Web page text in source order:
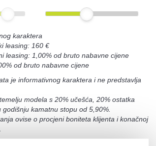
karaktera
leasing: 160 €
leasing: 1,00% od bruto nabavne cijene
od bruto nabavne cijene
je informativnog karaktera i ne predstavlja
modela s 20% učešća, 20% ostatka
kamatnu stopu od 5,90%.
ovise o procjeni boniteta klijenta i konačnoj